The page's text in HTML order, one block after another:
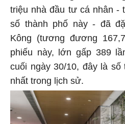
triệu nhà đầu tư cá nhân -
số thành phố này - đã
Kông (tương đương
phiếu này, lớn gấp 389
cuối ngày 30/10, đây là
nhất trong lịch sử.